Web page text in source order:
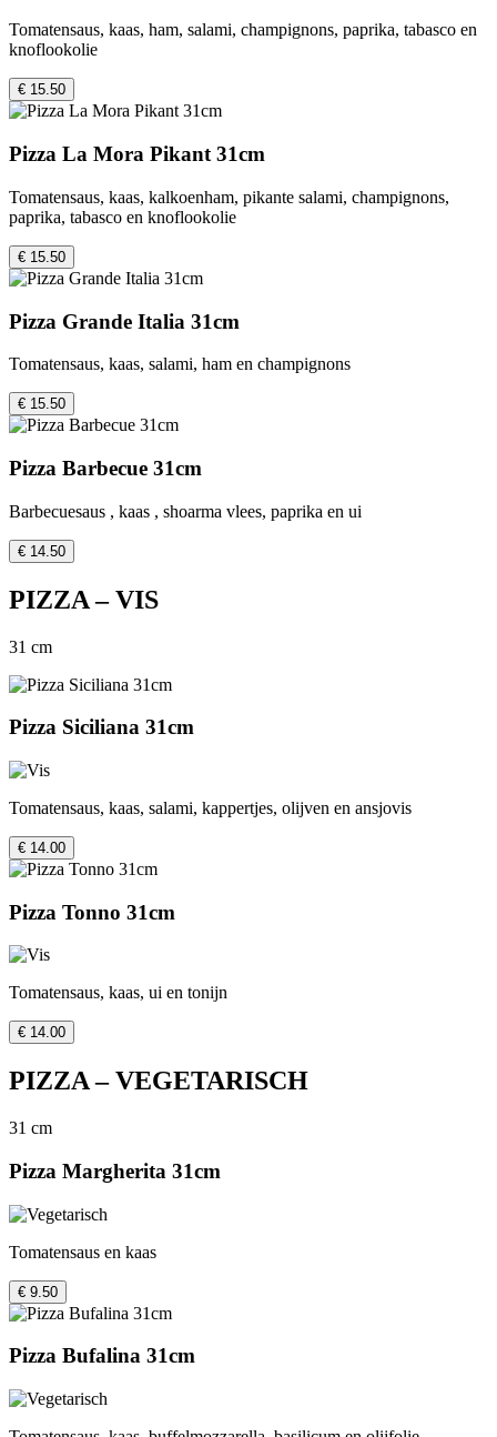
Tomatensaus, kaas, ham, salami, champignons, paprika, tabasco en
knoflookolie
€ 15.50
Pizza La Mora Pikant 31cm
Tomatensaus, kaas, kalkoenham, pikante salami, champignons,
paprika, tabasco en knoflookolie
€ 15.50
Pizza Grande Italia 31cm
Tomatensaus, kaas, salami, ham en champignons
€ 15.50
Pizza Barbecue 31cm
Barbecuesaus , kaas , shoarma vlees, paprika en ui
€ 14.50
PIZZA – VIS
31 cm
Pizza Siciliana 31cm
Tomatensaus, kaas, salami, kappertjes, olijven en ansjovis
€ 14.00
Pizza Tonno 31cm
Tomatensaus, kaas, ui en tonijn
€ 14.00
PIZZA – VEGETARISCH
31 cm
Pizza Margherita 31cm
Tomatensaus en kaas
€ 9.50
Pizza Bufalina 31cm